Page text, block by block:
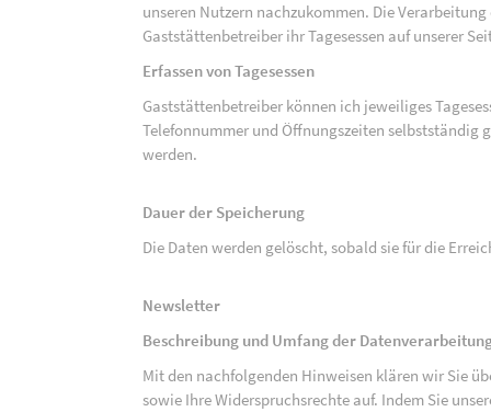
unseren Nutzern nachzukommen. Die
Gaststättenbetreiber ihr Tagesessen auf unserer
Erfassen von Tagesessen
Gaststättenbetreiber können ich jeweiliges
Telefonnummer und Öffnungszeiten selbstständig
werden.
Dauer der Speicherung
Die Daten werden gelöscht, sobald sie für die
Newsletter
Beschreibung und Umfang der
Mit den nachfolgenden Hinweisen klären wir Sie
sowie Ihre Widerspruchsrechte auf. Indem Sie